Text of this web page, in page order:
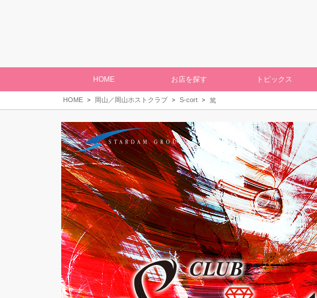
HOME お店を探す トピックス
HOME 岡山／岡山ホストクラブ S-cort 篤